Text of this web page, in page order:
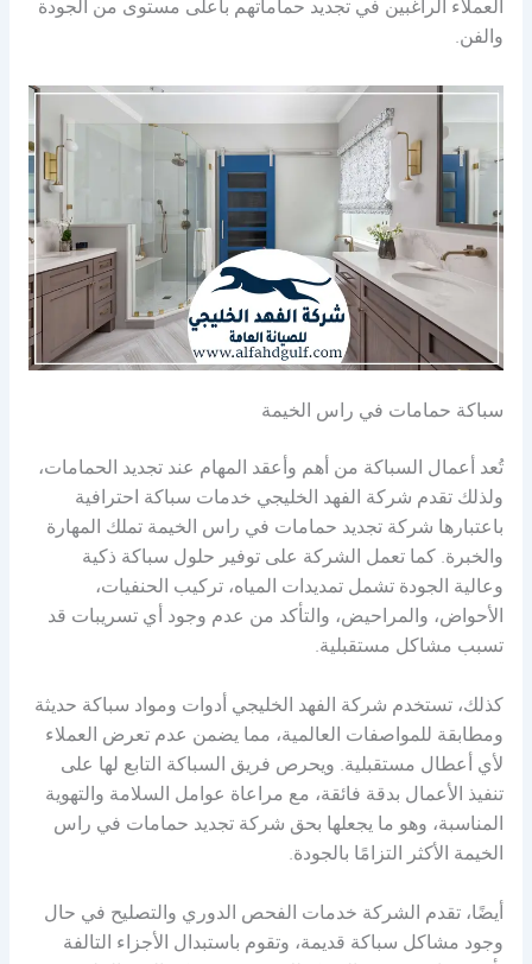
العملاء الراغبين في تجديد حماماتهم بأعلى مستوى من الجودة
والفن.
سباكة حمامات في راس الخيمة
تُعد أعمال السباكة من أهم وأعقد المهام عند تجديد الحمامات،
ولذلك تقدم شركة الفهد الخليجي خدمات سباكة احترافية
باعتبارها شركة تجديد حمامات في راس الخيمة تملك المهارة
والخبرة. كما تعمل الشركة على توفير حلول سباكة ذكية
وعالية الجودة تشمل تمديدات المياه، تركيب الحنفيات،
الأحواض، والمراحيض، والتأكد من عدم وجود أي تسريبات قد
تسبب مشاكل مستقبلية.
كذلك، تستخدم شركة الفهد الخليجي أدوات ومواد سباكة حديثة
ومطابقة للمواصفات العالمية، مما يضمن عدم تعرض العملاء
لأي أعطال مستقبلية. ويحرص فريق السباكة التابع لها على
تنفيذ الأعمال بدقة فائقة، مع مراعاة عوامل السلامة والتهوية
المناسبة، وهو ما يجعلها بحق شركة تجديد حمامات في راس
الخيمة الأكثر التزامًا بالجودة.
أيضًا، تقدم الشركة خدمات الفحص الدوري والتصليح في حال
وجود مشاكل سباكة قديمة، وتقوم باستبدال الأجزاء التالفة